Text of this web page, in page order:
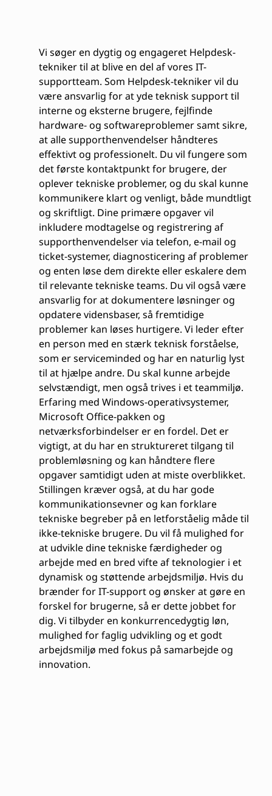
Vi søger en dygtig og engageret Helpdesk-
tekniker til at blive en del af vores IT-
supportteam. Som Helpdesk-tekniker vil du
være ansvarlig for at yde teknisk support til
interne og eksterne brugere, fejlfinde
hardware- og softwareproblemer samt sikre,
at alle supporthenvendelser håndteres
effektivt og professionelt. Du vil fungere som
det første kontaktpunkt for brugere, der
oplever tekniske problemer, og du skal kunne
kommunikere klart og venligt, både mundtligt
og skriftligt. Dine primære opgaver vil
inkludere modtagelse og registrering af
supporthenvendelser via telefon, e-mail og
ticket-systemer, diagnosticering af problemer
og enten løse dem direkte eller eskalere dem
til relevante tekniske teams. Du vil også være
ansvarlig for at dokumentere løsninger og
opdatere vidensbaser, så fremtidige
problemer kan løses hurtigere. Vi leder efter
en person med en stærk teknisk forståelse,
som er serviceminded og har en naturlig lyst
til at hjælpe andre. Du skal kunne arbejde
selvstændigt, men også trives i et teammiljø.
Erfaring med Windows-operativsystemer,
Microsoft Office-pakken og
netværksforbindelser er en fordel. Det er
vigtigt, at du har en struktureret tilgang til
problemløsning og kan håndtere flere
opgaver samtidigt uden at miste overblikket.
Stillingen kræver også, at du har gode
kommunikationsevner og kan forklare
tekniske begreber på en letforståelig måde til
ikke-tekniske brugere. Du vil få mulighed for
at udvikle dine tekniske færdigheder og
arbejde med en bred vifte af teknologier i et
dynamisk og støttende arbejdsmiljø. Hvis du
brænder for IT-support og ønsker at gøre en
forskel for brugerne, så er dette jobbet for
dig. Vi tilbyder en konkurrencedygtig løn,
mulighed for faglig udvikling og et godt
arbejdsmiljø med fokus på samarbejde og
innovation.